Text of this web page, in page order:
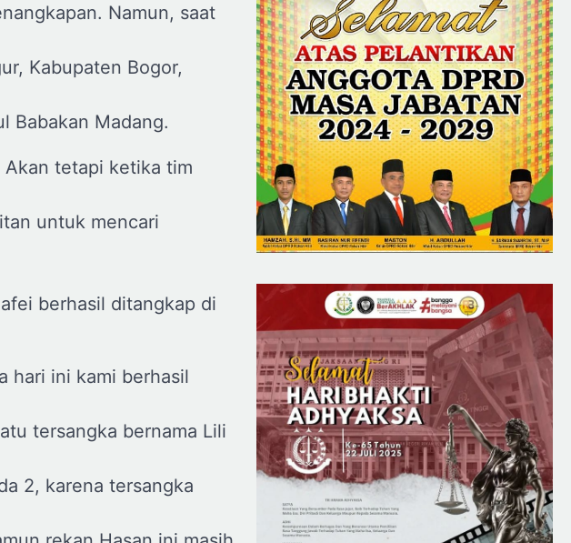
Namun, saat
Kabupaten Bogor,
Babakan Madang.
Akan tetapi ketika tim
untuk mencari
berhasil ditangkap di
hari ini kami berhasil
tersangka bernama Lili
2, karena tersangka